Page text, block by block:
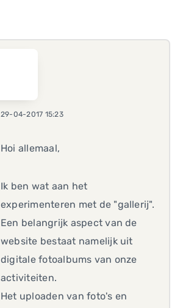
29-04-2017 15:23
Hoi allemaal,
Ik ben wat aan het
experimenteren met de "gallerij".
Een belangrijk aspect van de
website bestaat namelijk uit
digitale fotoalbums van onze
activiteiten.
Het uploaden van foto's en